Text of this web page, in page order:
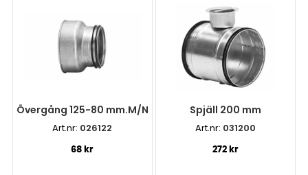
Övergång 125-80 mm.M/N
Art.nr: 026122
68 kr
Spjäll 200 mm
Art.nr: 031200
272 kr